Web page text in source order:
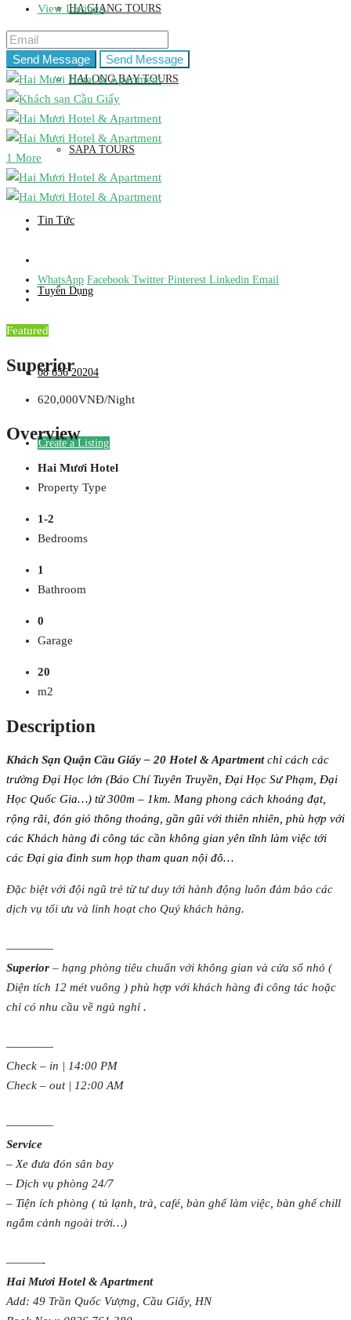
HA GIANG TOURS
HALONG BAY TOURS
SAPA TOURS
Tin Tức
Tuyển Dụng
08 656 20204
Create a Listing
View Listings
Send Message Send Message
1 More
WhatsApp Facebook Twitter Pinterest Linkedin Email
Featured
Superior
620,000VNĐ/Night
Overview
Hai Mươi Hotel
Property Type
1-2
Bedrooms
1
Bathroom
0
Garage
20
m2
Description
Khách Sạn Quận Cầu Giấy – 20 Hotel & Apartmentchỉ cách các
trường Đại Học lớn (Báo Chí Tuyên Truyền, Đại Học Sư Phạm, Đại
Học Quốc Gia…) từ 300m – 1km. Mang phong cách khoáng đạt,
rộng rãi, đón gió thông thoáng, gần gũi với thiên nhiên, phù hợp với
các Khách hàng đi công tác cần không gian yên tĩnh làm việc tới
các Đại gia đình sum họp tham quan nội đô…
Đặc biệt với đội ngũ trẻ từ tư duy tới hành động luôn đảm bảo các
dịch vụ tối ưu và linh hoạt cho Quý khách hàng.
————
Superior – hạng phòng tiêu chuẩn với không gian và cửa sổ nhỏ (
Diện tích 12 mét vuông ) phù hợp với khách hàng đi công tác hoặc
chỉ có nhu cầu về ngủ nghỉ .
————
Check – in | 14:00 PM
Check – out | 12:00 AM
————
Service
–Xe đưa đón sân bay
– Dịch vụ phòng 24/7
– Tiện ích phòng ( tủ lạnh, trà, café, bàn ghế làm việc, bàn ghế chill
ngắm cảnh ngoài trời…)
———-
Hai Mươi Hotel & Apartment
Add: 49 Trần Quốc Vượng, Cầu Giấy, HN